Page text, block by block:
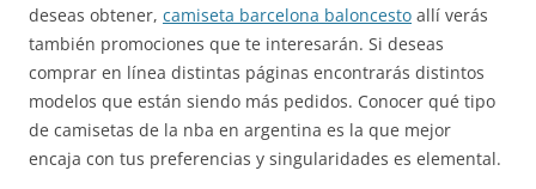
deseas obtener, camiseta barcelona baloncesto allí verás
también promociones que te interesarán. Si deseas
comprar en línea distintas páginas encontrarás distintos
modelos que están siendo más pedidos. Conocer qué tipo
de camisetas de la nba en argentina es la que mejor
encaja con tus preferencias y singularidades es elemental.